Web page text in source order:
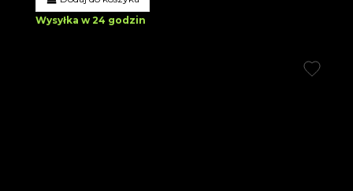
Wysyłka w 24 godzin